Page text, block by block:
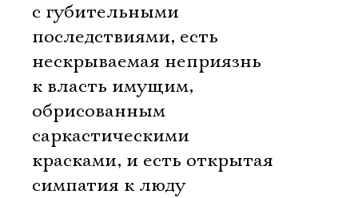
с губительными
последствиями, есть
нескрываемая неприязнь
к власть имущим,
обрисованным
саркастическими
красками, и есть открытая
симпатия к люду